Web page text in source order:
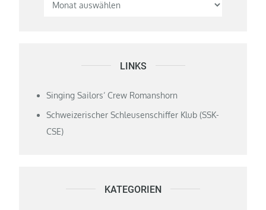
LINKS
Singing Sailors‘ Crew Romanshorn
Schweizerischer Schleusenschiffer Klub (SSK-
CSE)
KATEGORIEN